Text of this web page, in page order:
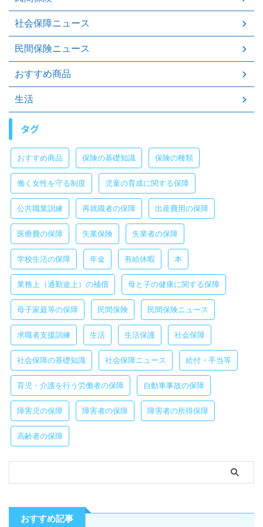
社会保障ニュース
民間保険ニュース
おすすめ商品
生活
タグ
おすすめ商品 保険の基礎知識 保険の種類
働く女性を守る制度 児童の育成に関する保障
公共職業訓練 再就職者の保障 出産費用の保障
医療費の保障 失業保険 失業者の保障
学校生活の保障 年金 有給休暇 本
業務上（通勤途上）の補償 母と子の健康に関する保障
母子家庭等の保障 民間保険 民間保険ニュース
求職者支援訓練 生活 生活保護 社会保障
社会保障の基礎知識 社会保障ニュース 給付・手当等
育児・介護を行う労働者の保障 自動車事故の保障
障害児の保障 障害者の保障 障害者の所得保障
高齢者の保障
おすすめ記事